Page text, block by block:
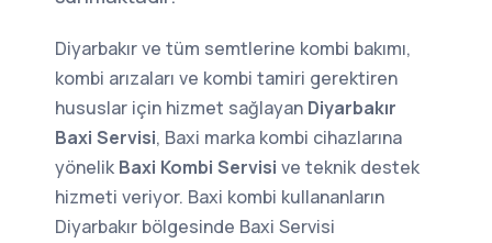
Diyarbakır ve tüm semtlerine kombi bakımı,
kombi arızaları ve kombi tamiri gerektiren
hususlar için hizmet sağlayan Diyarbakır
Baxi Servisi, Baxi marka kombi cihazlarına
yönelik Baxi Kombi Servisi ve teknik destek
hizmeti veriyor. Baxi kombi kullananların
Diyarbakır bölgesinde Baxi Servisi